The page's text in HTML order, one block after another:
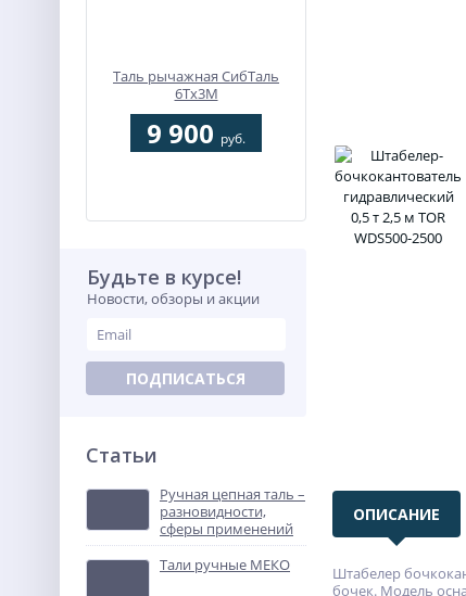
Таль рычажная СибТаль
6Тх3М
9 900 руб.
Будьте в курсе!
Новости, обзоры и акции
ПОДПИСАТЬСЯ
Статьи
Ручная цепная таль –
разновидности,
сферы применений
Тали ручные МЕКО
ОПИСАНИЕ
Штабелер
бочек. Модель